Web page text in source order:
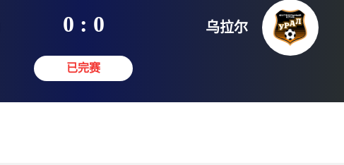
0 : 0
已完赛
乌拉尔